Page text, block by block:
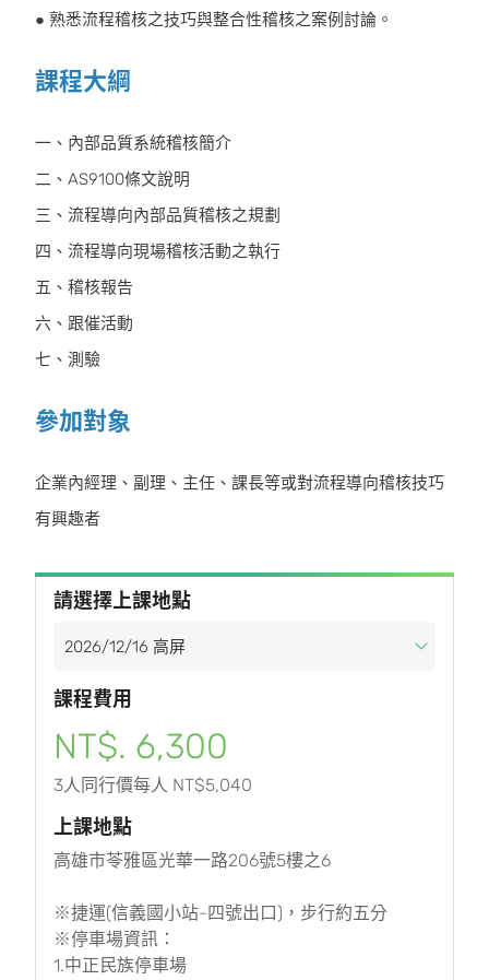
● 熟悉流程稽核之技巧與整合性稽核之案例討論。
課程大綱
一、內部品質系統稽核簡介
二、AS9100條文說明
三、流程導向內部品質稽核之規劃
四、流程導向現場稽核活動之執行
五、稽核報告
六、跟催活動
七、測驗
參加對象
企業內經理、副理、主任、課長等或對流程導向稽核技巧
有興趣者
請選擇上課地點
課程費用
NT$. 6,300
3人同行價每人 NT$5,040
上課地點
高雄市苓雅區光華一路206號5樓之6
※捷運(信義國小站-四號出口)，步行約五分
※停車場資訊：
1.中正民族停車場